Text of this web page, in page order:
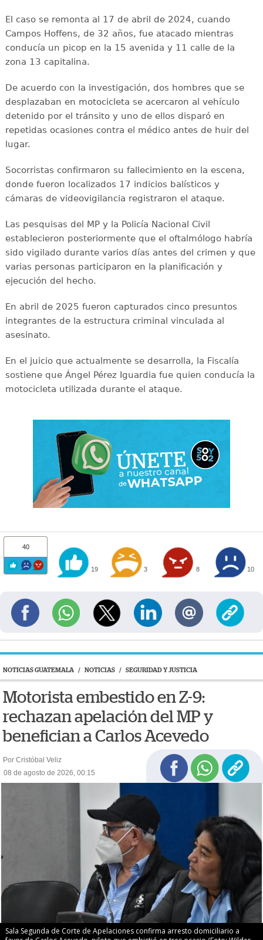
El caso se remonta al 17 de abril de 2024, cuando
Campos Hoffens, de 32 años, fue atacado mientras
conducía un picop en la 15 avenida y 11 calle de la
zona 13 capitalina.
De acuerdo con la investigación, dos hombres que se
desplazaban en motocicleta se acercaron al vehículo
detenido por el tránsito y uno de ellos disparó en
repetidas ocasiones contra el médico antes de huir del
lugar.
Socorristas confirmaron su fallecimiento en la escena,
donde fueron localizados 17 indicios balísticos y
cámaras de videovigilancia registraron el ataque.
Las pesquisas del MP y la Policía Nacional Civil
establecieron posteriormente que el oftalmólogo habría
sido vigilado durante varios días antes del crimen y que
varias personas participaron en la planificación y
ejecución del hecho.
En abril de 2025 fueron capturados cinco presuntos
integrantes de la estructura criminal vinculada al
asesinato.
En el juicio que actualmente se desarrolla, la Fiscalía
sostiene que Ángel Pérez Iguardia fue quien conducía la
motocicleta utilizada durante el ataque.
40
19 3 8 10
NOTICIAS GUATEMALA / NOTICIAS / SEGURIDAD Y JUSTICIA
Motorista embestido en Z-9:
rechazan apelación del MP y
benefician a Carlos Acevedo
Por Cristóbal Veliz
08 de agosto de 2026, 00:15
Sala Segunda de Corte de Apelaciones confirma arresto domiciliario a